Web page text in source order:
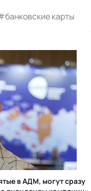
карты
в АДМ, могут сразу